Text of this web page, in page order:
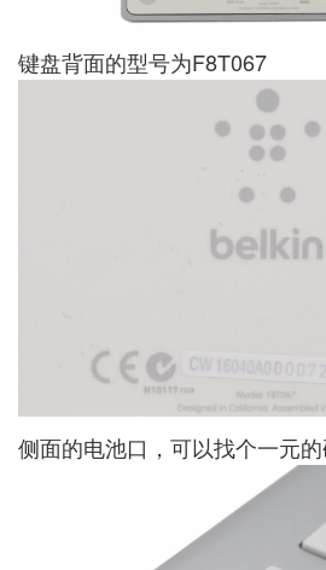
键盘背面的型号为F8T067
侧面的电池口，可以找个一元的